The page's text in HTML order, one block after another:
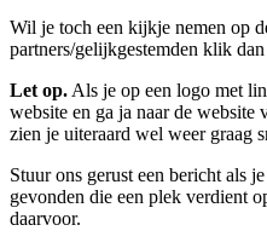
Wil je toch een kijkje nemen op
partners/gelijkgestemden klik
Let op. Als je op een logo met
website en ga ja naar de
zien je uiteraard wel weer graag
Stuur ons gerust een bericht als
gevonden die een plek verdient
daarvoor.